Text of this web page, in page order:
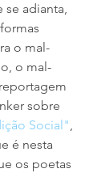
se adianta,
o mal-
o mal-
sobre
Social",
é nesta
os poetas